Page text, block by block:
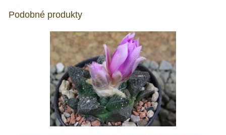
Podobné produkty